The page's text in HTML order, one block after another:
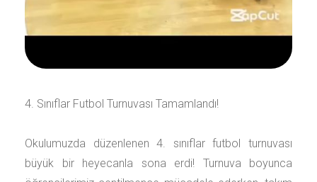
4. Sınıflar Futbol Turnuvası Tamamlandı!
Okulumuzda düzenlenen 4. sınıflar futbol turnuvası
büyük bir heyecanla sona erdi! Turnuva boyunca